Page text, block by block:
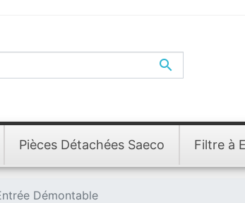

Pièces Détachées Saeco Filtre à
Démontable